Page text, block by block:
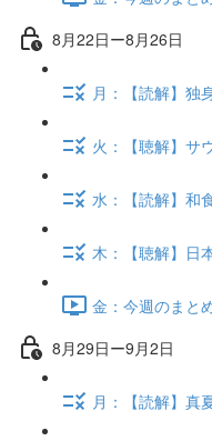
8月22日ー8月26日
月：【読解】独
火：【聴解】サ
水：【読解】和
木：【聴解】日
金：今週のまと
8月29日ー9月2日
月：【読解】真